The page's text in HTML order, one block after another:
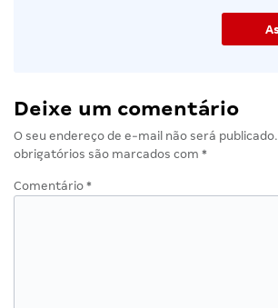
Deixe um comentário
O seu endereço de e-mail não será publicado.
obrigatórios são marcados com *
Comentário *